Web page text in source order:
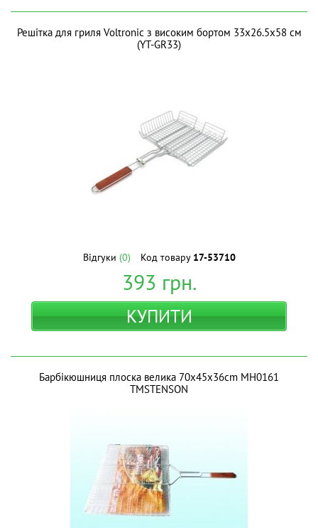
Решітка для гриля Voltronic з високим бортом 33x26.5x58 см
(YT-GR33)
Відгуки (0) Код товару 17-53710
393 грн.
КУПИТИ
Барбікюшниця плоска велика 70x45x36cm МН0161
ТМSTENSON